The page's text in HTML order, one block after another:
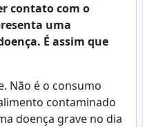
contato com o
uma
É assim que
Não é o consumo
contaminado
doença grave no dia